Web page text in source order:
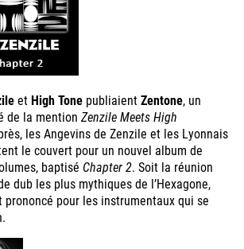
et High Tone publiaientZentone, un
de la mention Zenzile Meets High
les Angevins de Zenzile et les Lyonnais
le couvert pour un nouvel album de
baptisé Chapter 2. Soit la réunion
dub les plus mythiques de l’Hexagone,
prononcé pour les instrumentaux qui se